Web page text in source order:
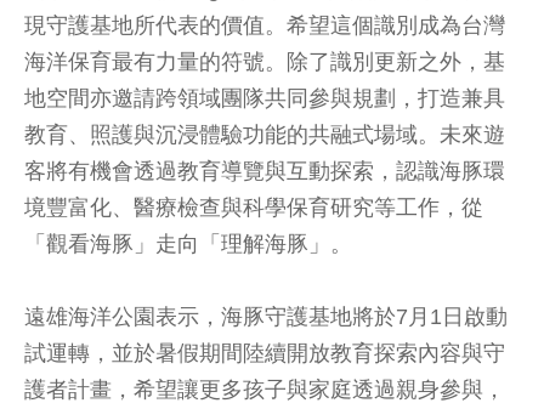
現守護基地所代表的價值。希望這個識別成為台灣
海洋保育最有力量的符號。除了識別更新之外，基
地空間亦邀請跨領域團隊共同參與規劃，打造兼具
教育、照護與沉浸體驗功能的共融式場域。未來遊
客將有機會透過教育導覽與互動探索，認識海豚環
境豐富化、醫療檢查與科學保育研究等工作，從
「觀看海豚」走向「理解海豚」。
遠雄海洋公園表示，海豚守護基地將於7月1日啟動
試運轉，並於暑假期間陸續開放教育探索內容與守
護者計畫，希望讓更多孩子與家庭透過親身參與，